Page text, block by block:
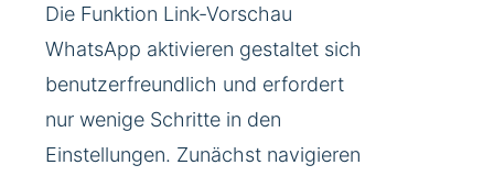
Die Funktion Link-Vorschau
WhatsApp aktivieren gestaltet sich
benutzerfreundlich und erfordert
nur wenige Schritte in den
Einstellungen. Zunächst navigieren